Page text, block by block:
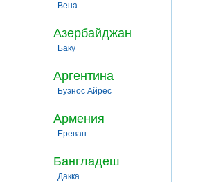
Вена
Азербайджан
Баку
Аргентина
Буэнос Айрес
Армения
Ереван
Бангладеш
Дакка